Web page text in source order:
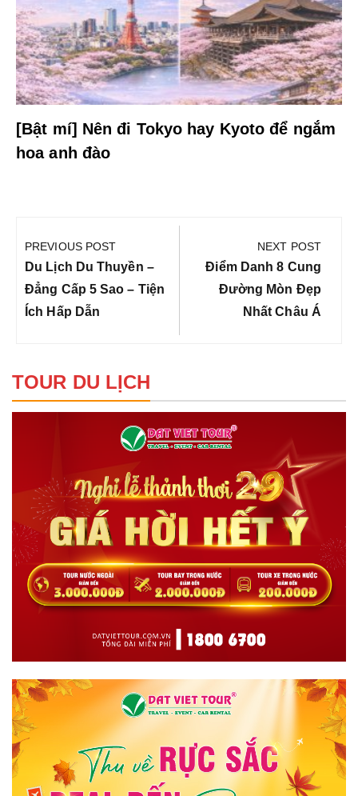
[Bật mí] Nên đi Tokyo hay Kyoto để ngắm
hoa anh đào
hướng
bài
viết
PREVIOUS POST
Previous
Post:
Du Lịch Du Thuyền –
Đẳng Cấp 5 Sao – Tiện
Ích Hấp Dẫn
NEXT POST
Next
Post:
Điểm Danh 8 Cung
Đường Mòn Đẹp
Nhất Châu Á
TOUR DU LỊCH